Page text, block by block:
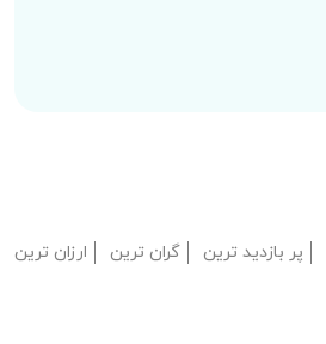
پر بازدید ترین گران ترین ارزان ترین